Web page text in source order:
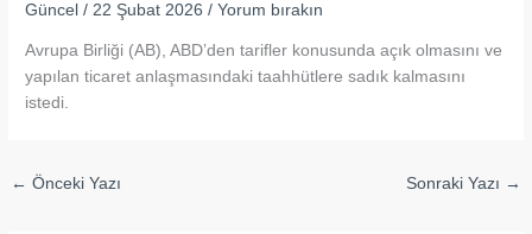
Güncel /22 Şubat 2026/Yorum bırakın
Avrupa Birliği (AB), ABD’den tarifler konusunda açık olmasını ve
yapılan ticaret anlaşmasındaki taahhütlere sadık kalmasını
istedi.
← Önceki Yazı Sonraki Yazı →